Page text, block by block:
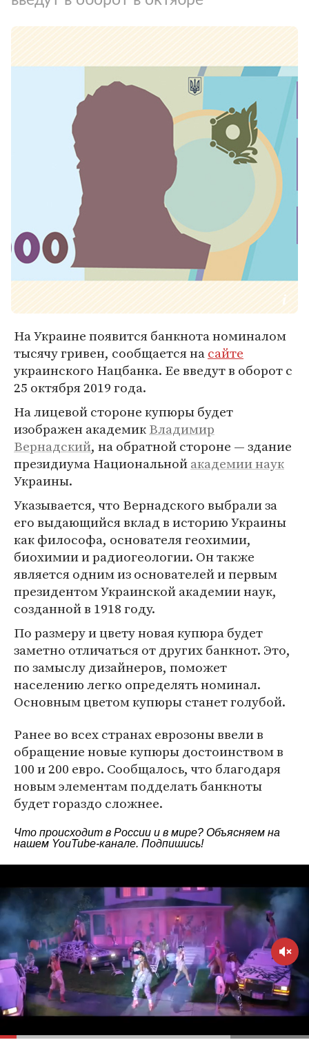
На Украине появится банкнота номиналом
тысячу гривен, сообщается насайте
украинского Нацбанка. Ее введут в оборот с
25 октября 2019 года.
На лицевой стороне купюры будет
изображен академикВладимир
Вернадский, на обратной стороне — здание
президиума Национальнойакадемии наук
Украины.
Указывается, что Вернадского выбрали за
его выдающийся вклад в историю Украины
как философа, основателя геохимии,
биохимии и радиогеологии. Он также
является одним из основателей и первым
президентом Украинской академии наук,
созданной в 1918 году.
По размеру и цвету новая купюра будет
заметно отличаться от других банкнот. Это,
по замыслу дизайнеров, поможет
населению легко определять номинал.
Основным цветом купюры станет голубой.
Ранее во всех странах еврозоны ввели в
обращение новые купюры достоинством в
100 и 200 евро. Сообщалось, что благодаря
новым элементам подделать банкноты
будет гораздо сложнее.
Что происходит в России и в мире? Объясняем на
нашем YouTube-канале. Подпишись!